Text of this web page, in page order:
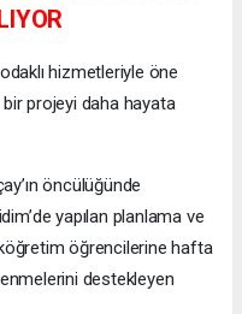
hizmetleriyle öne
projeyi daha hayata
öncülüğünde
yapılan planlama ve
öğrencilerine hafta
destekleyen